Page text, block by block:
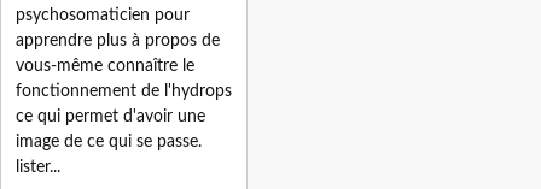
psychosomaticien pour
apprendre plus à propos de
vous-même connaître le
fonctionnement de l'hydrops
ce qui permet d'avoir une
image de ce qui se passe.
lister...